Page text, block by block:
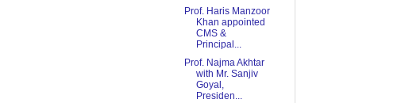
Prof. Haris Manzoor
Khan appointed
CMS &
Principal...
Prof. Najma Akhtar
with Mr. Sanjiv
Goyal,
Presiden...